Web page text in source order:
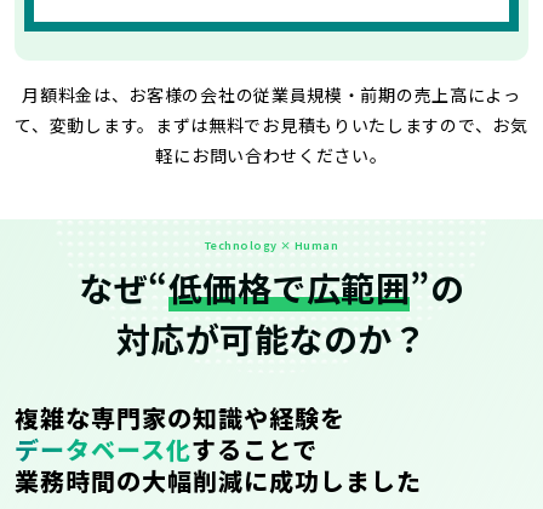
月額料金は、お客様の会社の従業員規模・前期の売上高によっ
て、変動します。 まずは無料でお見積もりいたしますので、お気
軽にお問い合わせください。
Technology × Human
なぜ“低価格で広範囲”の
対応が可能なのか？
複雑な専門家の知識や経験を
データベース化することで
業務時間の大幅削減に成功しました